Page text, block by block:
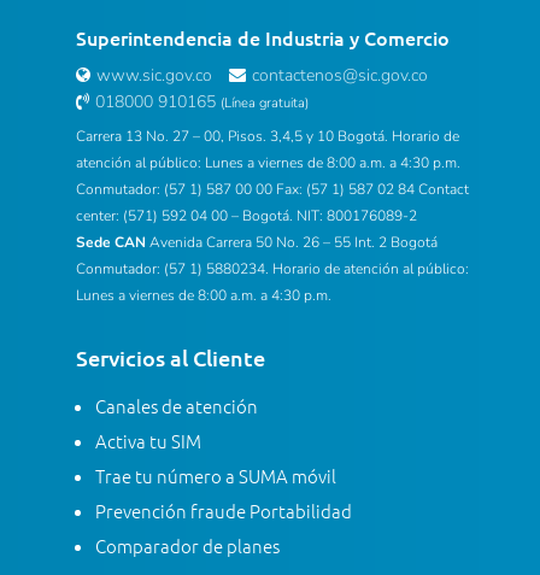
Superintendencia de Industria y Comercio
www.sic.gov.co
contactenos@sic.gov.co
018000 910165 (Línea gratuita)
Carrera 13 No. 27 – 00, Pisos. 3,4,5 y 10 Bogotá. Horario de
atención al público: Lunes a viernes de 8:00 a.m. a 4:30 p.m.
Conmutador: (57 1) 587 00 00 Fax: (57 1) 587 02 84 Contact
center: (571) 592 04 00 – Bogotá. NIT: 800176089-2
Sede CAN Avenida Carrera 50 No. 26 – 55 Int. 2 Bogotá
Conmutador: (57 1) 5880234. Horario de atención al público:
Lunes a viernes de 8:00 a.m. a 4:30 p.m.
Servicios al Cliente
Canales de atención
Activa tu SIM
Trae tu número a SUMA móvil
Prevención fraude Portabilidad
Comparador de planes